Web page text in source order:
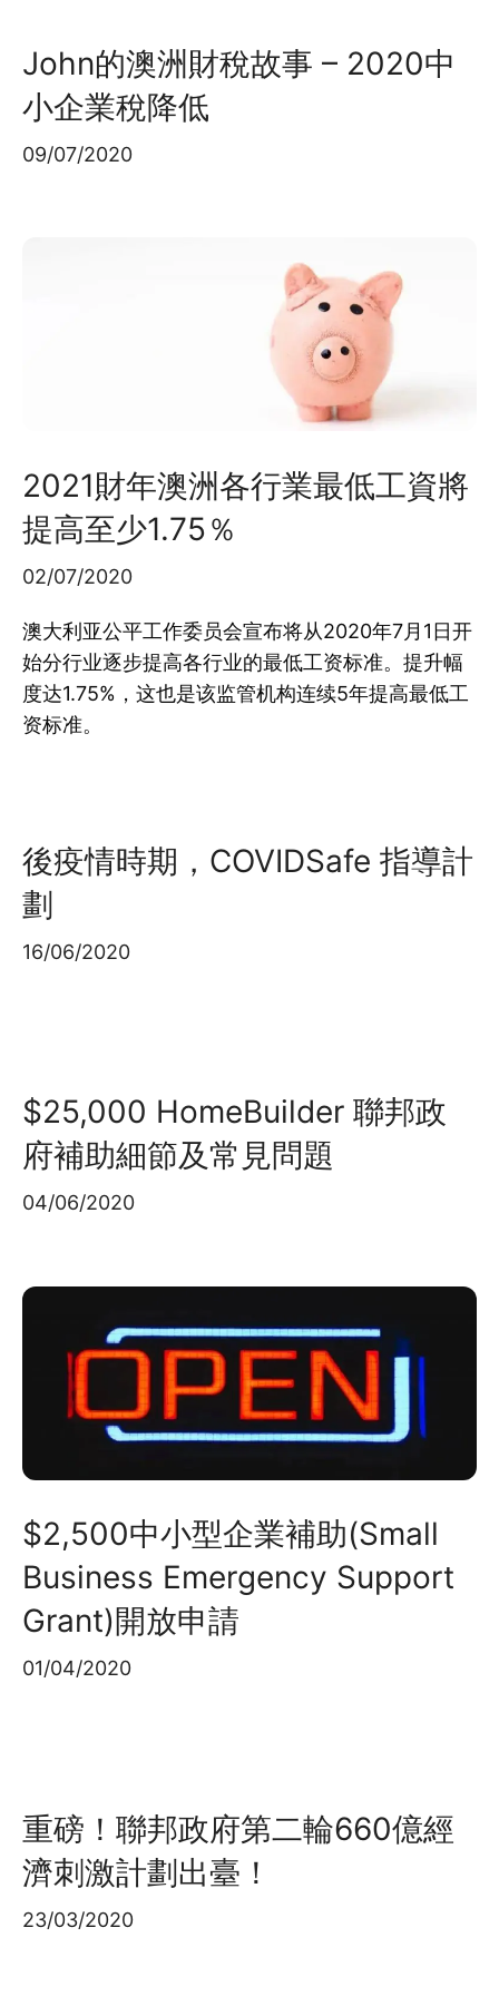
John的澳洲財稅故事 – 2020中
小企業稅降低
09/07/2020
2021財年澳洲各行業最低工資將
提高至少1.75％
02/07/2020
澳大利亚公平工作委员会宣布将从2020年7月1日开
始分行业逐步提高各行业的最低工资标准。提升幅
度达1.75%，这也是该监管机构连续5年提高最低工
资标准。
後疫情時期，COVIDSafe 指導計
劃
16/06/2020
$25,000 HomeBuilder 聯邦政
府補助細節及常見問題
04/06/2020
$2,500中小型企業補助(Small
Business Emergency Support
Grant)開放申請
01/04/2020
重磅！聯邦政府第二輪660億經
濟刺激計劃出臺！
23/03/2020